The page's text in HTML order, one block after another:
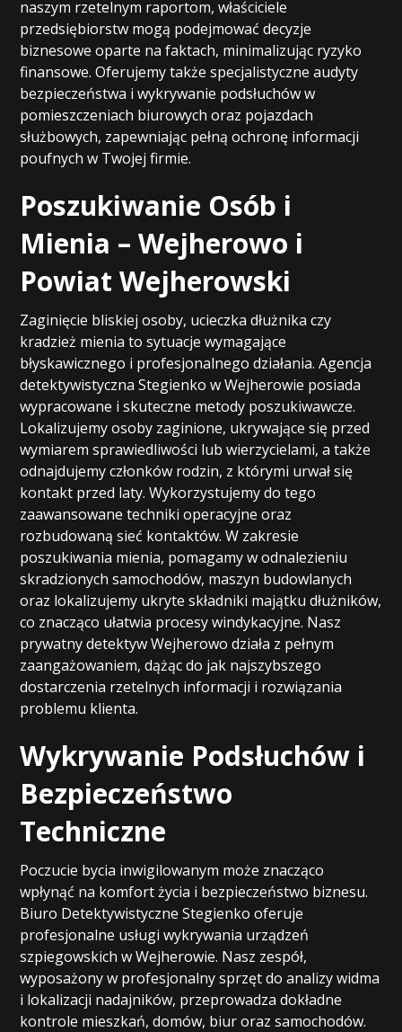
naszym rzetelnym raportom, właściciele
przedsiębiorstw mogą podejmować decyzje
biznesowe oparte na faktach, minimalizując ryzyko
finansowe. Oferujemy także specjalistyczne audyty
bezpieczeństwa i wykrywanie podsłuchów w
pomieszczeniach biurowych oraz pojazdach
służbowych, zapewniając pełną ochronę informacji
poufnych w Twojej firmie.
Poszukiwanie Osób i
Mienia – Wejherowo i
Powiat Wejherowski
Zaginięcie bliskiej osoby, ucieczka dłużnika czy
kradzież mienia to sytuacje wymagające
błyskawicznego i profesjonalnego działania. Agencja
detektywistyczna Stegienko w Wejherowie posiada
wypracowane i skuteczne metody poszukiwawcze.
Lokalizujemy osoby zaginione, ukrywające się przed
wymiarem sprawiedliwości lub wierzycielami, a także
odnajdujemy członków rodzin, z którymi urwał się
kontakt przed laty. Wykorzystujemy do tego
zaawansowane techniki operacyjne oraz
rozbudowaną sieć kontaktów. W zakresie
poszukiwania mienia, pomagamy w odnalezieniu
skradzionych samochodów, maszyn budowlanych
oraz lokalizujemy ukryte składniki majątku dłużników,
co znacząco ułatwia procesy windykacyjne. Nasz
prywatny detektyw Wejherowo działa z pełnym
zaangażowaniem, dążąc do jak najszybszego
dostarczenia rzetelnych informacji i rozwiązania
problemu klienta.
Wykrywanie Podsłuchów i
Bezpieczeństwo
Techniczne
Poczucie bycia inwigilowanym może znacząco
wpłynąć na komfort życia i bezpieczeństwo biznesu.
Biuro Detektywistyczne Stegienko oferuje
profesjonalne usługi wykrywania urządzeń
szpiegowskich w Wejherowie. Nasz zespół,
wyposażony w profesjonalny sprzęt do analizy widma
i lokalizacji nadajników, przeprowadza dokładne
kontrole mieszkań, domów, biur oraz samochodów.